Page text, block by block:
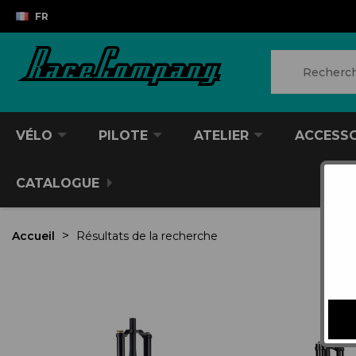
FR
VÉLO PILOTE ATELIER
PRODUITS POUR NETTOYER
CATALOGUE
Accueil Résultats de la recherche